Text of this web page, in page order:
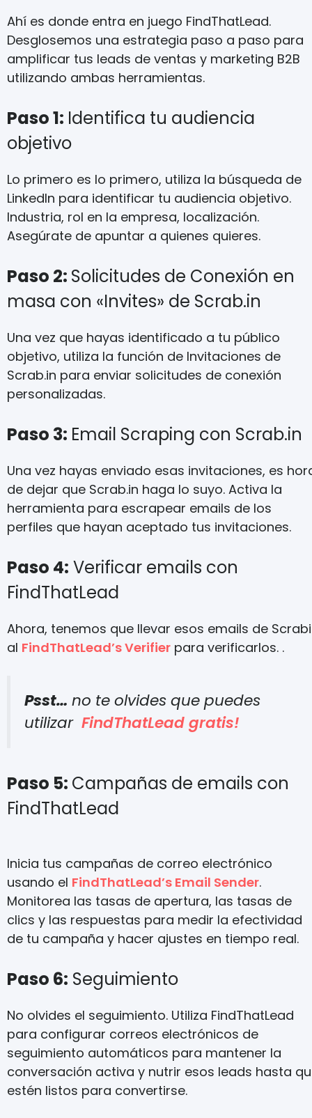
Ahí es donde entra en juego FindThatLead.
Desglosemos una estrategia paso a paso para
amplificar tus leads de ventas y marketing B2B
utilizando ambas herramientas.
Paso 1: Identifica tu audiencia
objetivo
Lo primero es lo primero, utiliza la búsqueda de
LinkedIn para identificar tu audiencia objetivo.
Industria, rol en la empresa, localización.
Asegúrate de apuntar a quienes quieres.
Paso 2: Solicitudes de Conexión en
masa con «Invites» de Scrab.in
Una vez que hayas identificado a tu público
objetivo, utiliza la función de Invitaciones de
Scrab.in para enviar solicitudes de conexión
personalizadas.
Paso 3: Email Scraping con Scrab.in
Una vez hayas enviado esas invitaciones, es
de dejar que Scrab.in haga lo suyo. Activa la
herramienta para escrapear emails de los
perfiles que hayan aceptado tus invitaciones.
Paso 4: Verificar emails con
FindThatLead
Ahora, tenemos que llevar esos emails de
al FindThatLead’s Verifier para verificarlos. .
Psst… no te olvides que puedes
utilizar FindThatLead gratis!
Paso 5: Campañas de emails con
FindThatLead
Inicia tus campañas de correo electrónico
usando el FindThatLead’s Email Sender.
Monitorea las tasas de apertura, las tasas de
clics y las respuestas para medir la efectividad
de tu campaña y hacer ajustes en tiempo real.
Paso 6: Seguimiento
No olvides el seguimiento. Utiliza FindThatLead
para configurar correos electrónicos de
seguimiento automáticos para mantener la
conversación activa y nutrir esos leads hasta
estén listos para convertirse.